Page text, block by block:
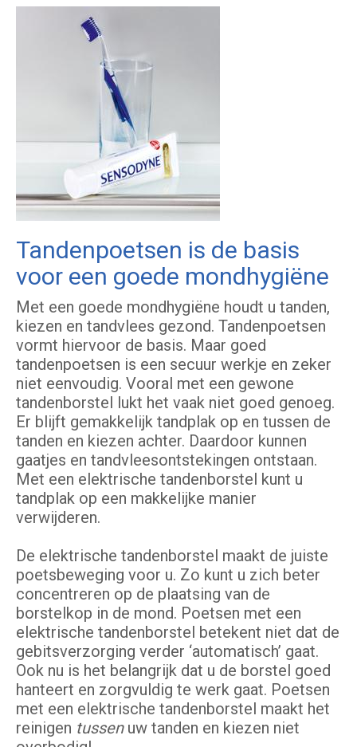
Tandenpoetsen is de basis
voor een goede mondhygiëne
Met een goede mondhygiëne houdt u tanden,
kiezen en tandvlees gezond. Tandenpoetsen
vormt hiervoor de basis. Maar goed
tandenpoetsen is een secuur werkje en zeker
niet eenvoudig. Vooral met een gewone
tandenborstel lukt het vaak niet goed genoeg.
Er blijft gemakkelijk tandplak op en tussen de
tanden en kiezen achter. Daardoor kunnen
gaatjes en tandvleesontstekingen ontstaan.
Met een elektrische tandenborstel kunt u
tandplak op een makkelijke manier
verwijderen.
De elektrische tandenborstel maakt de juiste
poetsbeweging voor u. Zo kunt u zich beter
concentreren op de plaatsing van de
borstelkop in de mond. Poetsen met een
elektrische tandenborstel betekent niet dat de
gebitsverzorging verder ‘automatisch’ gaat.
Ook nu is het belangrijk dat u de borstel goed
hanteert en zorgvuldig te werk gaat. Poetsen
met een elektrische tandenborstel maakt het
reinigen tussen uw tanden en kiezen niet